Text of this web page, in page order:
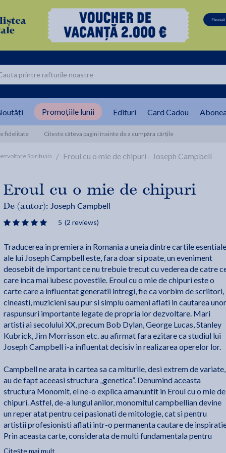
Promoțiile lunii Edituri Card Cadou
fidelitate Citeste câteva pagini înainte de a cumpăra cărțile
Spirituala / Eroul cu o mie de chipuri - Joseph Campbell
Eroul cu o mie de chipuri
De (autor): Joseph Campbell
5 (2 reviews)
Traducerea in premiera in Romania a uneia dintre cartile esentiale
ale lui Joseph Campbell este, fara doar si poate, un eveniment
deosebit de important ce nu trebuie trecut cu vederea de catre
care inca mai iubesc povestile. Eroul cu o mie de chipuri este o
carte care a influentat generatii intregi, fie ca vorbim de scriitori,
cineasti, muzicieni sau pur si simplu oameni aflati in cautarea unor
raspunsuri importante legate de propria lor dezvoltare. Mari
artisti ai secolului XX, precum Bob Dylan, George Lucas, Stanley
Kubrick, Jim Morrisson etc. au afirmat fara ezitare ca studiul lui
Joseph Campbell i-a influentat decisiv in realizarea operelor lor.
Campbell ne arata in cartea sa ca miturile, desi extrem de variate,
au de fapt aceeasi structura „genetica”. Denumind aceasta
structura Monomit, el ne-o explica amanuntit in Eroul cu o mie de
chipuri. Astfel, de-a lungul anilor, monomitul campbellian devine
un reper atat pentru cei pasionati de mitologie, cat si pentru
artistii profesionisti aflati intr-o permanenta cautare de
Prin aceasta carte, considerata de multi fundamentala pentru
studiul mitologiei, Campbell isi dezvolta teoria conform careia
Citește mai mult